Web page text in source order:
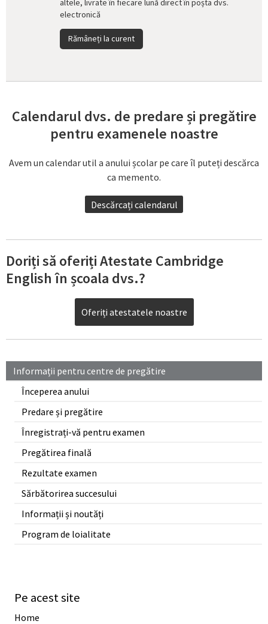
Informații pentru centre de pregătire
Începerea anului
Predare și pregătire
Înregistrați-vă pentru examen
Pregătirea finală
Rezultate examen
Sărbătorirea succesului
Informații și noutăți
Program de loialitate
altele, livrate în fiecare lună direct în poșta dvs.
electronică
Rămâneți la curent
Calendarul dvs. de predare și pregătire
pentru examenele noastre
Avem un calendar util a anului școlar pe care îl puteți descărca
ca memento.
Descărcați calendarul
Doriți să oferiți Atestate Cambridge
English în școala dvs.?
Oferiți atestatele noastre
Pe acest site
Home